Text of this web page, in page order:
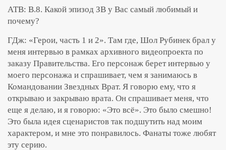
АТВ: В.8. Какой эпизод ЗВ у Вас самый любимый и
почему?
ГДж: «Герои, часть 1 и 2». Там где, Шол Рубинек брал у
меня интервью в рамках архивного видеопроекта по
заказу Правительства. Его персонаж берет интервью у
моего персонажа и спрашивает, чем я занимаюсь в
Командовании Звездных Врат. Я говорю ему, что я
открываю и закрываю врата. Он спрашивает меня, что
еще я делаю, и я говорю: «Это всё». Это было смешно!
Это была идея сценаристов так подшутить над моим
характером, и мне это понравилось. Фанаты тоже любят
эту серию.